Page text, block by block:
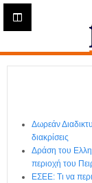
Η
ε
ρ
Δωρεάν
διακρίσεις
Δράση του
περιοχή του
ΕΣΕΕ: Τι να